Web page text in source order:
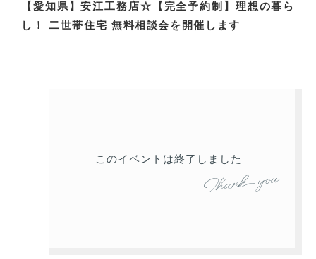
【愛知県】安江工務店☆【完全予約制】理想の暮ら
し！ 二世帯住宅 無料相談会を開催します
このイベントは終了しました